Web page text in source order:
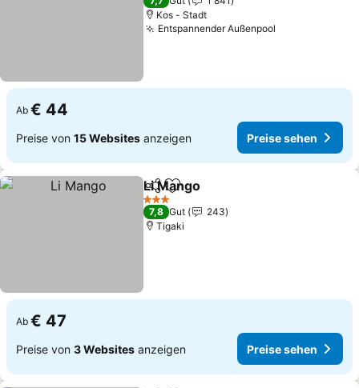
Kos - Stadt
Entspannender Außenpool
Ab € 44
Preise von 15 Websites anzeigen Preise sehen
TeilenZu Favoriten hinzufügen
Li Mango
3 Sterne
7,8 Gut
243
Tigaki
Ab € 47
Preise von 3 Websites anzeigen Preise sehen